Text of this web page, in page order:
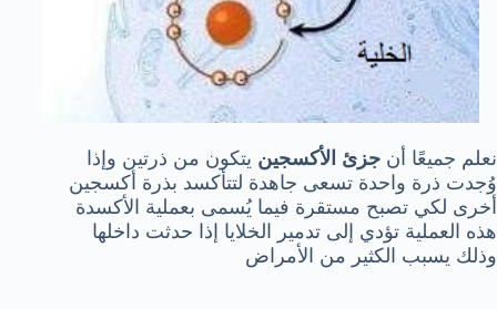
نعلم جميعًا أن جزئ الأكسجين يتكون من ذرتين وإذا
وُجدت ذرة واحدة تسعى جاهدة لتتأكسد بذرة أكسجين
أخرى لكي تصبح مستقرة فيما يُسمى بعملية الأكسدة
هذه العملية تؤدي إلى تدمير الخلايا إذا حدثت داخلها
وذلك يسبب الكثير من الأمراض